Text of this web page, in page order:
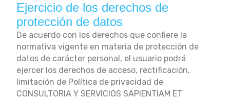
Ejercicio de los derechos de
protección de datos
De acuerdo con los derechos que confiere la
normativa vigente en materia de protección de
datos de carácter personal, el usuario podrá
ejercer los derechos de acceso, rectificación,
limitación de Política de privacidad de
CONSULTORIA Y SERVICIOS SAPIENTIAM ET